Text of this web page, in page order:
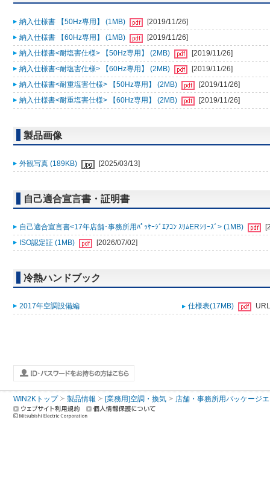
納入仕様書 【50Hz専用】 (1MB)
[2019/11/26]
納入仕様書 【60Hz専用】 (1MB)
[2019/11/26]
納入仕様書<耐塩害仕様> 【50Hz専用】 (2MB)
[2019/11/26]
納入仕様書<耐塩害仕様> 【60Hz専用】 (2MB)
[2019/11/26]
納入仕様書<耐重塩害仕様> 【50Hz専用】 (2MB)
[2019/11/26]
納入仕様書<耐重塩害仕様> 【60Hz専用】 (2MB)
[2019/11/26]
製品画像
外観写真 (189KB) [2025/03/13]
自己適合宣言書・証明書
自己適合宣言書<17年店舗･事務所用ﾊﾟｯｹｰｼﾞｴｱｺﾝ ｽﾘﾑERｼﾘｰｽﾞ> (1MB)
ISO認定証 (1MB)
[2026/07/02]
冷熱ハンドブック
2017年空調設備編 仕様表(17MB) URL
WIN2Kトップ 製品情報 [業務用]空調・換気 店舗・事務所用パッケージ